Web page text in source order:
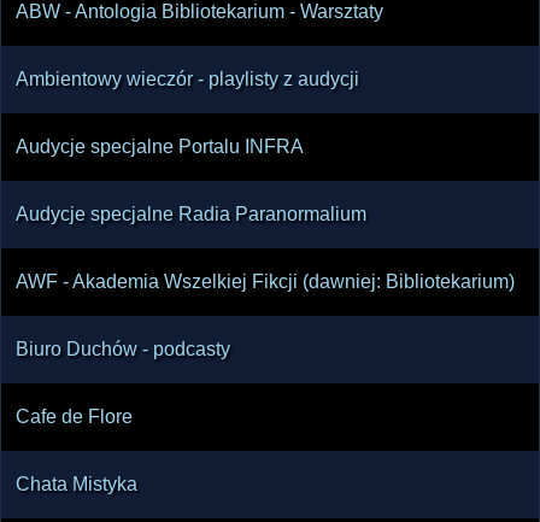
ABW - Antologia Bibliotekarium - Warsztaty
Ambientowy wieczór - playlisty z audycji
Audycje specjalne Portalu INFRA
Audycje specjalne Radia Paranormalium
AWF - Akademia Wszelkiej Fikcji (dawniej: Bibliotekarium)
Biuro Duchów - podcasty
Cafe de Flore
Chata Mistyka